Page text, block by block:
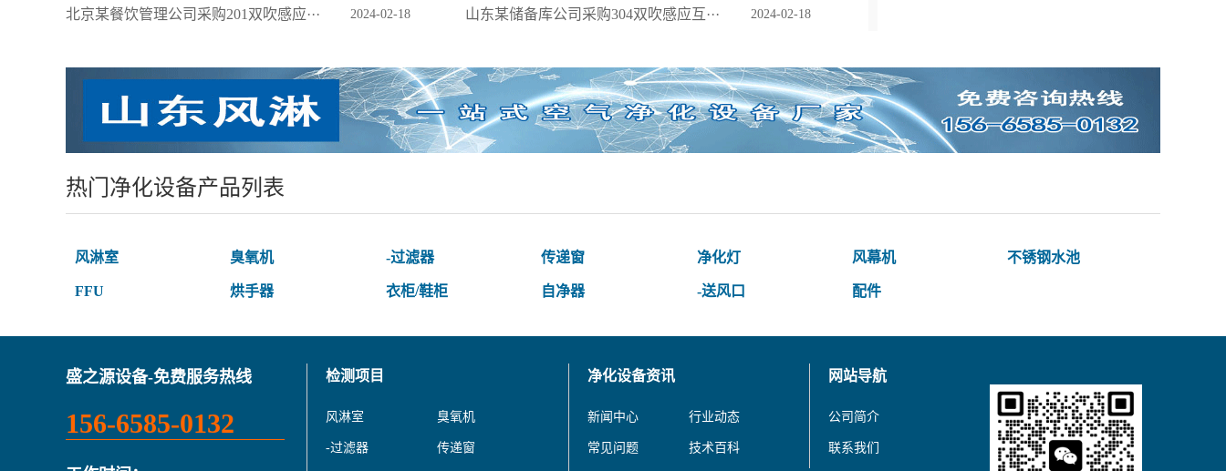
北京某餐饮管理公司采购201双吹感应··· 2024-02-18 山东某储备库公司采购304双吹感应互··· 2024-02-18
热门净化设备产品列表
风淋室 臭氧机 -过滤器 传递窗 净化灯 风幕机 不锈钢水池
FFU 烘手器 衣柜/鞋柜 自净器 -送风口 配件
盛之源设备-免费服务热线
156-6585-0132
检测项目
风淋室 臭氧机
-过滤器 传递窗
净化设备资讯
新闻中心 行业动态
常见问题 技术百科
网站导航
公司简介
联系我们